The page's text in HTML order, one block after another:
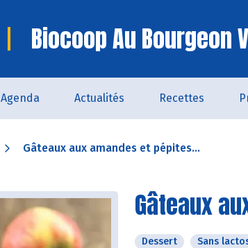
Biocoop Au Bourgeon
Agenda Actualités Recettes
Gâteaux aux amandes et pépites...
Gâteaux
Dessert Sans